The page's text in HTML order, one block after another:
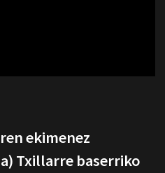
ekimenez
Txillarre baserriko